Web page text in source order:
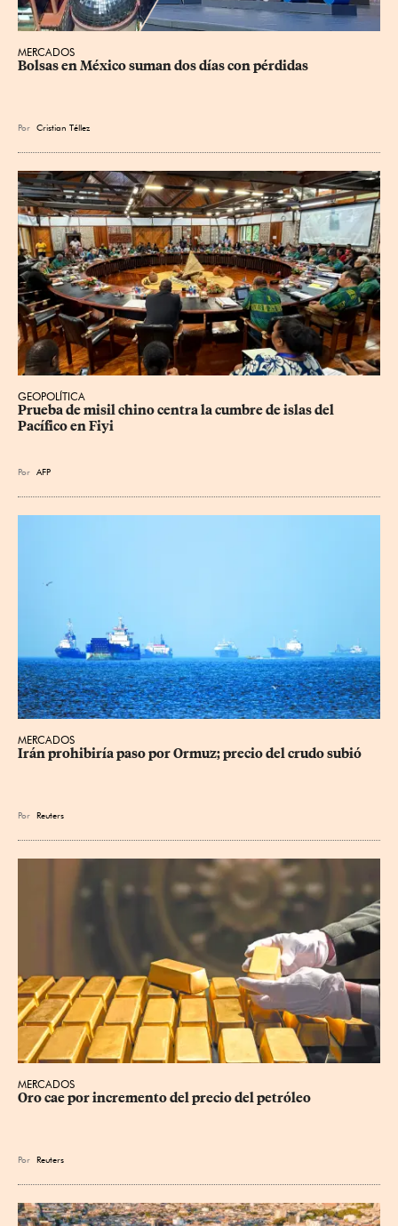
MERCADOS
Bolsas en México suman dos días con pérdidas
Por Cristian Téllez
GEOPOLÍTICA
Prueba de misil chino centra la cumbre de islas del
Pacífico en Fiyi
Por AFP
MERCADOS
Irán prohibiría paso por Ormuz; precio del crudo subió
Por Reuters
MERCADOS
Oro cae por incremento del precio del petróleo
Por Reuters